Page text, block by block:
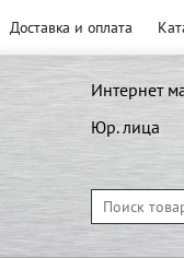
Доставка и оплата
Интернет
Юр. лица